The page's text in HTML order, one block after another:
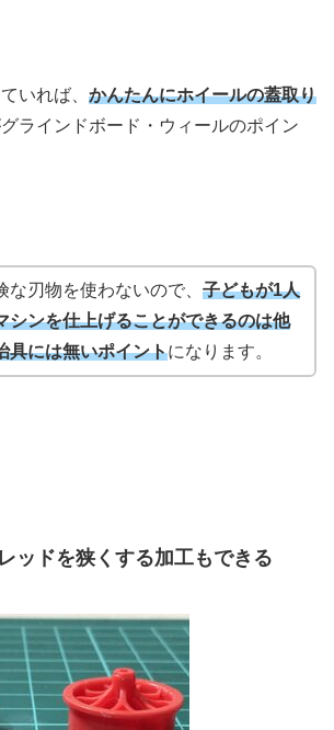
いれば、 かんたんにホイールの蓋取り
ラインドボード・ウィールのポイン
な刃物を使わないので、 子どもが1人
シンを仕上げることができるのは他
具には無いポイントになります。
ッドを狭くする加工もできる